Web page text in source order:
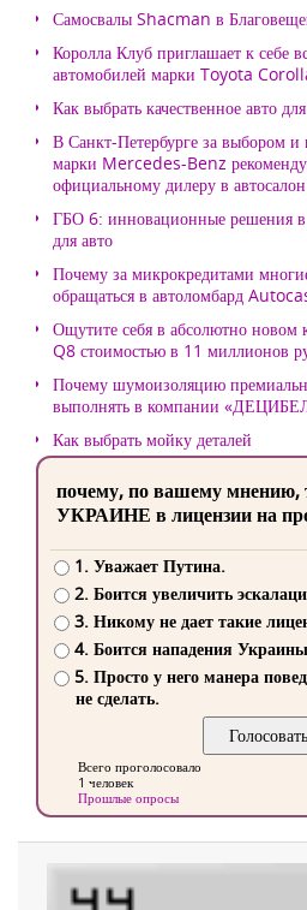
Самосвалы Shacman в
Королла Клуб приглашает к себе
автомобилей марки Toyota
Как выбрать качественное авто
В Санкт-Петербурге за выбором и
марки Mercedes-Benz
официальному дилеру в
ГБО 6: инновационные решения в
для авто
Почему за микрокредитами
обращаться в автоломбард
Ощутите себя в абсолютно новом
Q8 стоимостью в 11 миллионов
Почему шумоизоляцию
выполнять в компании
Как выбрать мойку деталей
почему, по вашему мнению,
УКРАИНЕ в лицензии на
1. Уважает Путина.
2. Боится увеличить
3. Никому не дает такие
4. Боится нападения
5. Просто у него манера
не сделать.
Всего проголосовало
1 человек
Прошлые опросы